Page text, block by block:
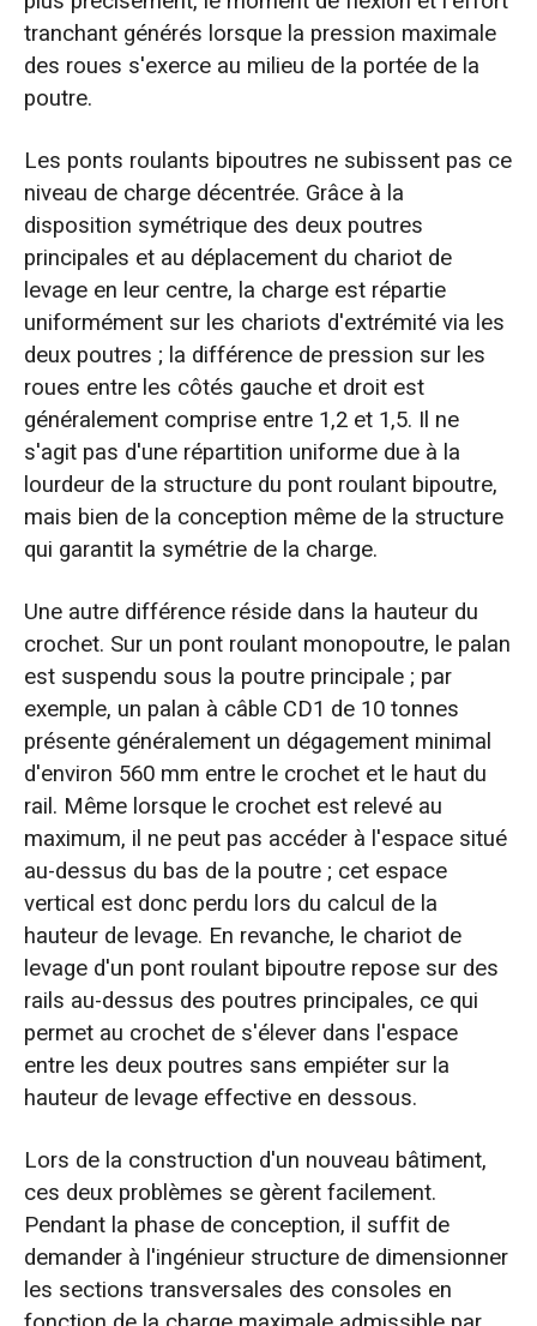
tranchant générés lorsque la pression maximale
des roues s'exerce au milieu de la portée de la
poutre.
Les ponts roulants bipoutres ne subissent pas ce
niveau de charge décentrée. Grâce à la
disposition symétrique des deux poutres
principales et au déplacement du chariot de
levage en leur centre, la charge est répartie
uniformément sur les chariots d'extrémité via les
deux poutres ; la différence de pression sur les
roues entre les côtés gauche et droit est
généralement comprise entre 1,2 et 1,5. Il ne
s'agit pas d'une répartition uniforme due à la
lourdeur de la structure du pont roulant bipoutre,
mais bien de la conception même de la structure
qui garantit la symétrie de la charge.
Une autre différence réside dans la hauteur du
crochet. Sur un pont roulant monopoutre, le palan
est suspendu sous la poutre principale ; par
exemple, un palan à câble CD1 de 10 tonnes
présente généralement un dégagement minimal
d'environ 560 mm entre le crochet et le haut du
rail. Même lorsque le crochet est relevé au
maximum, il ne peut pas accéder à l'espace situé
au-dessus du bas de la poutre ; cet espace
vertical est donc perdu lors du calcul de la
hauteur de levage. En revanche, le chariot de
levage d'un pont roulant bipoutre repose sur des
rails au-dessus des poutres principales, ce qui
permet au crochet de s'élever dans l'espace
entre les deux poutres sans empiéter sur la
hauteur de levage effective en dessous.
Lors de la construction d'un nouveau bâtiment,
ces deux problèmes se gèrent facilement.
Pendant la phase de conception, il suffit de
demander à l'ingénieur structure de dimensionner
les sections transversales des consoles en